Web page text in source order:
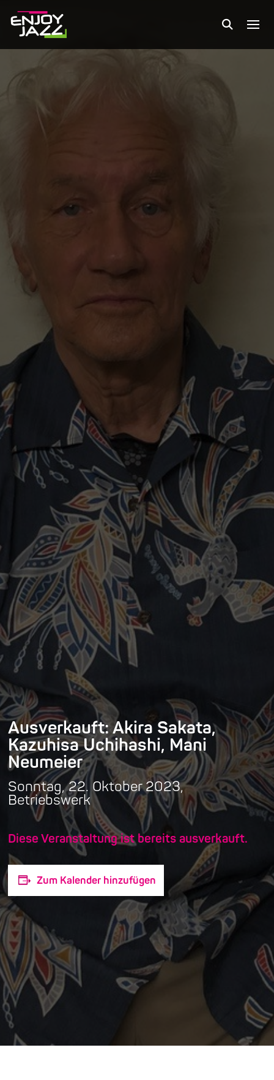
Ausverkauft: Akira Sakata,
Kazuhisa Uchihashi, Mani
Neumeier
Sonntag, 22. Oktober 2023,
Betriebswerk
Diese Veranstaltung ist bereits ausverkauft.
Zum Kalender hinzufügen